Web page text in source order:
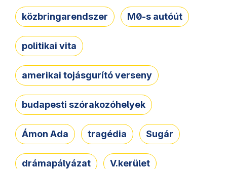
közbringarendszer M0-s autóút
politikai vita
amerikai tojásgurító verseny
budapesti szórakozóhelyek
Ámon Ada tragédia Sugár
drámapályázat V.kerület